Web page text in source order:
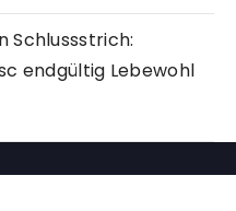
Schlussstrich:
endgültig Lebewohl